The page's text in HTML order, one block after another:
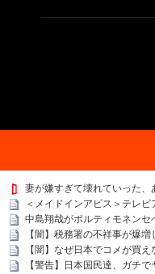
妻が嫌すぎて壊れていった、
＜メイドインアビス＞テレ
中島翔哉がポルティモネン
【闇】税務署の不祥事が爆
【闇】なぜ日本でコメが買
【警告】日本国民達、ガチ